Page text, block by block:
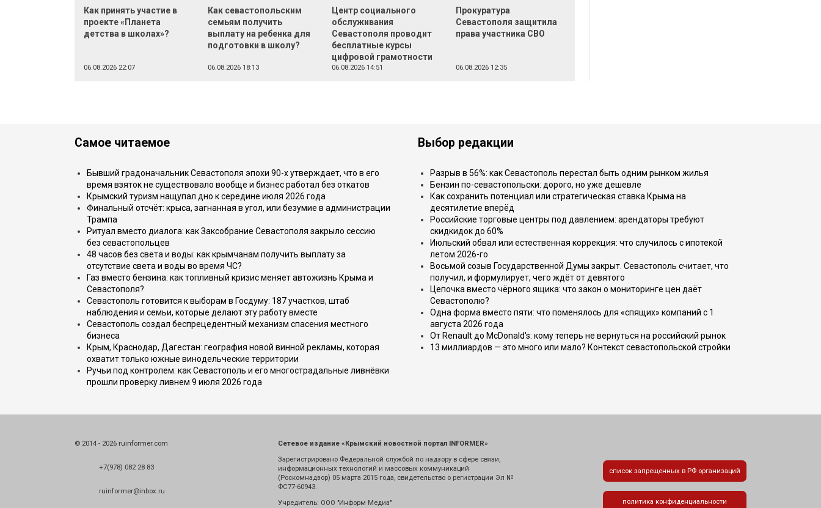
Как принять участие в
проекте «Планета
детства в школах»?
06.08.2026 22:07
Как севастопольским
семьям получить
выплату на ребенка для
подготовки в школу?
06.08.2026 18:13
Центр социального
обслуживания
Севастополя проводит
бесплатные курсы
цифровой грамотности
06.08.2026 14:51
Прокуратура
Севастополя защитила
права участника СВО
06.08.2026 12:35
Самое читаемое
Бывший градоначальник Севастополя эпохи 90-х утверждает, что в его
время взяток не существовало вообще и бизнес работал без откатов
Крымский туризм нащупал дно к середине июля 2026 года
Финальный отсчёт: крыса, загнанная в угол, или безумие в администрации
Трампа
Ритуал вместо диалога: как Заксобрание Севастополя закрыло сессию
без севастопольцев
48 часов без света и воды: как крымчанам получить выплату за
отсутствие света и воды во время ЧС?
Газ вместо бензина: как топливный кризис меняет автожизнь Крыма и
Севастополя?
Севастополь готовится к выборам в Госдуму: 187 участков, штаб
наблюдения и семьи, которые делают эту работу вместе
Севастополь создал беспрецедентный механизм спасения местного
бизнеса
Крым, Краснодар, Дагестан: география новой винной рекламы, которая
охватит только южные винодельческие территории
Ручьи под контролем: как Севастополь и его многострадальные ливнёвки
прошли проверку ливнем 9 июля 2026 года
Выбор редакции
Разрыв в 56%: как Севастополь перестал быть одним рынком жилья
Бензин по-севастопольски: дорого, но уже дешевле
Как сохранить потенциал или стратегическая ставка Крыма на
десятилетие вперёд
Российские торговые центры под давлением: арендаторы требуют
скидкидок до 60%
Июльский обвал или естественная коррекция: что случилось с ипотекой
летом 2026-го
Восьмой созыв Государственной Думы закрыт. Севастополь считает, что
получил, и формулирует, чего ждёт от девятого
Цепочка вместо чёрного ящика: что закон о мониторинге цен даёт
Севастополю?
Одна форма вместо пяти: что поменялось для «спящих» компаний с 1
августа 2026 года
От Renault до McDonald's: кому теперь не вернуться на российский рынок
13 миллиардов — это много или мало? Контекст севастопольской стройки
© 2014 - 2026 ruinformer.com
+7(978) 082 28 83
ruinformer@inbox.ru
Сетевое издание «Крымский новостной портал INFORMER»
Зарегистрировано Федеральной службой по надзору в сфере связи,
информационных технологий и массовых коммуникаций
(Роскомнадзор) 05 марта 2015 года, свидетельство о регистрации Эл №
ФС77-60943.
Учредитель: ООО "Информ Медиа"
список запрещенных в РФ организаций
политика конфиденциальности